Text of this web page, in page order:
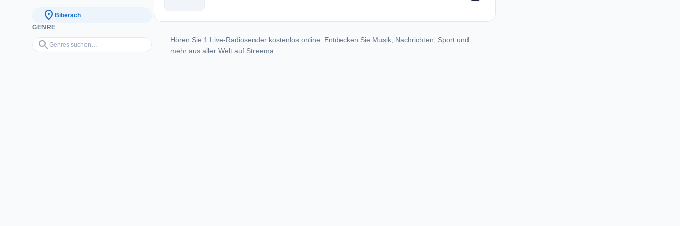
location_on Biberach
GENRE
search
Genres suchen…
Hören Sie 1 Live-Radiosender kostenlos online. Entdecken Sie Musik, Nachrichten, Sport und
mehr aus aller Welt auf Streema.